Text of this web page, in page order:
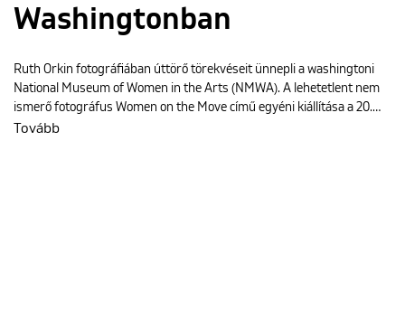
Washingtonban
Ruth Orkin fotográfiában úttörő törekvéseit ünnepli a washingtoni
National Museum of Women in the Arts (NMWA). A lehetetlent nem
ismerő fotográfus Women on the Move című egyéni kiállítása a 20.…
Tovább